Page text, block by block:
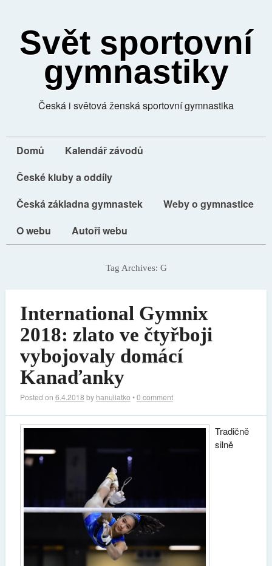
Svět sportovní
gymnastiky
Česká i světová ženská sportovní gymnastika
Domů
Kalendář závodů
České kluby a oddíly
Česká základna gymnastek
Weby o gymnastice
O webu
Autoři webu
Tag Archives: G
International Gymnix
2018: zlato ve čtyřboji
vybojovaly domácí
Kanaďanky
Posted on 6.4.2018 by hanuliatko •0 comment
Tradičně
silně